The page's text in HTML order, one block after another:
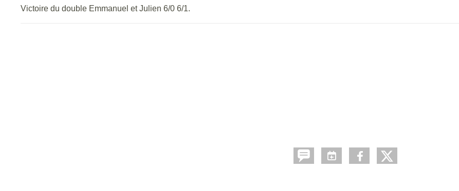
Victoire du double Emmanuel et Julien 6/0 6/1.